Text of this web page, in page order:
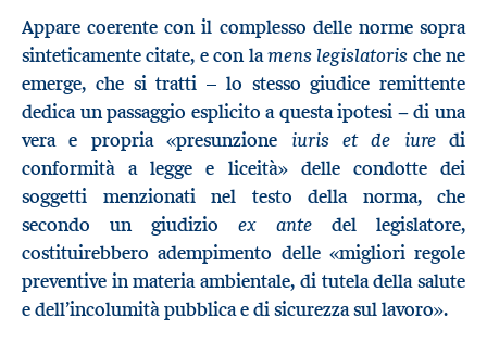
Appare coerente con il complesso delle norme sopra
sinteticamente citate, e con lamens legislatoris che ne
emerge, che si tratti – lo stesso giudice remittente
dedica un passaggio esplicito a questa ipotesi − di una
vera e propria «presunzione iuris et de iuredi
conformità a legge e liceità» delle condotte dei
soggetti menzionati nel testo della norma, che
secondo un giudizio ex ante del legislatore,
costituirebbero adempimento delle «migliori regole
preventive in materia ambientale, di tutela della salute
e dell’incolumità pubblica e di sicurezza sul lavoro».